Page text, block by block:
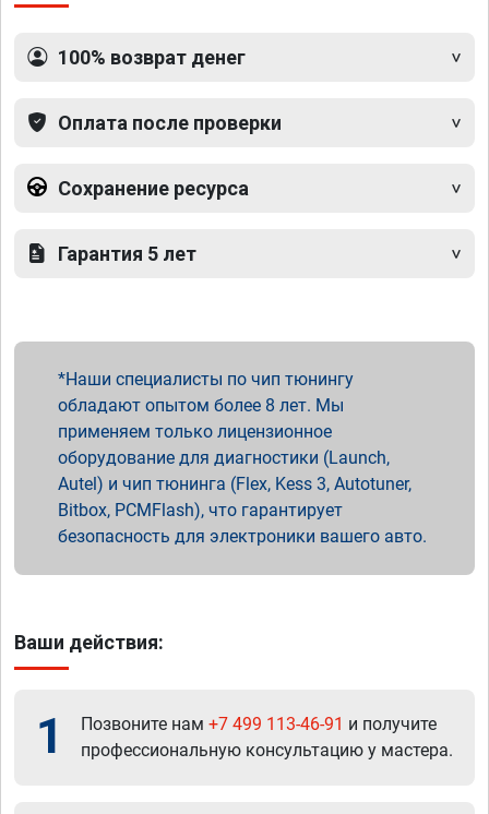
100% возврат денег
Оплата после проверки
Сохранение ресурса
Гарантия 5 лет
Наши специалисты по чип тюнингу
обладают опытом более 8 лет. Мы
применяем только лицензионное
оборудование для диагностики (Launch,
Autel) и чип тюнинга (Flex, Kess 3, Autotuner,
Bitbox, PCMFlash), что гарантирует
безопасность для электроники вашего авто.
Ваши действия:
1 Позвоните нам +7 499 113-46-91 и получите
профессиональную консультацию у мастера.